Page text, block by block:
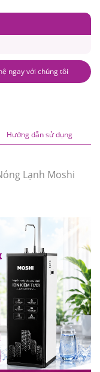
ngay với chúng tôi
Hướng dẫn sử dụng
Lạnh Moshi